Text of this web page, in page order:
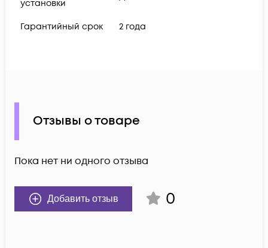
установки
Гарантийный срок 2 года
Отзывы о товаре
Пока нет ни одного отзыва
Добавить отзыв 0